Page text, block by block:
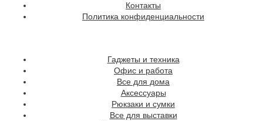
Контакты
Политика конфиденциальности
Гаджеты и техника
Офис и работа
Все для дома
Аксессуары
Рюкзаки и сумки
Все для выставки